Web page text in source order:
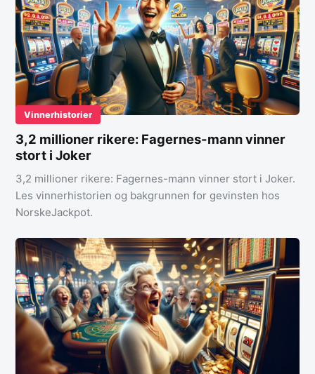
Vinnerhistorier
3,2 millioner rikere: Fagernes-mann vinner
stort i Joker
3,2 millioner rikere: Fagernes-mann vinner stort i Joker.
Les vinnerhistorien og bakgrunnen for gevinsten hos
NorskeJackpot.